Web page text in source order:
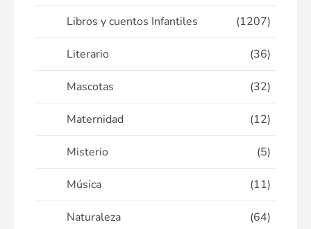
Libros y cuentos Infantiles (1207)
Literario (36)
Mascotas (32)
Maternidad (12)
Misterio (5)
Música (11)
Naturaleza (64)